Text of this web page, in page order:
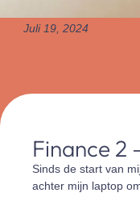
Juli 19, 2024
Finance 2
Sinds de start van
achter mijn laptop